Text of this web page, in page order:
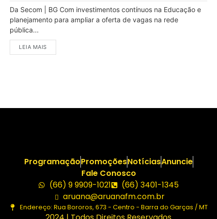
Da Secom | BG Com investimentos contínuos na Educação e
planejamento para ampliar a oferta de vagas na rede
pública...
LEIA MAIS
ProgramaçãoPromoçõesNotíciasAnuncie
Fale Conosco
(66) 9 9909-1021
(66) 3401-1345
aruana@aruanafm.com.br
Endereço: Rua Bororos, 673 - Centro - Barra do Garças / MT